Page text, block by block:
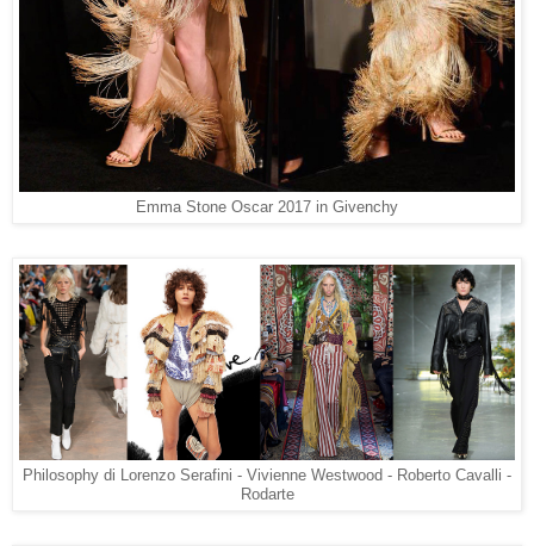
Emma Stone Oscar 2017 in Givenchy
Philosophy di Lorenzo Serafini - Vivienne Westwood - Roberto Cavalli -
Rodarte